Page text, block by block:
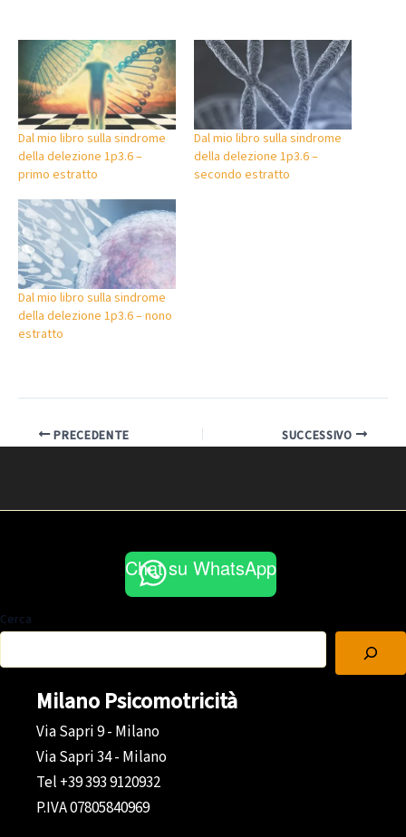
Dal mio libro sulla sindrome
della delezione 1p3.6 –
primo estratto
Dal mio libro sulla sindrome
della delezione 1p3.6 –
secondo estratto
Dal mio libro sulla sindrome
della delezione 1p3.6 – nono
estratto
PRECEDENTE SUCCESSIVO
Chat su WhatsApp
Cerca
Milano Psicomotricità
Via Sapri 9 - Milano
Via Sapri 34 - Milano
Tel +39 393 9120932
P.IVA 07805840969